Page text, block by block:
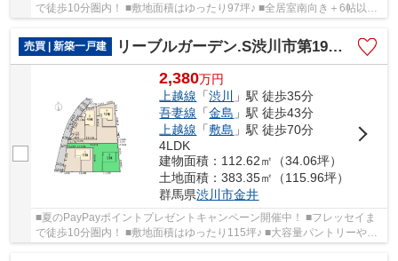
で徒歩10分圏内！ ■敷地面積はゆったり97坪♪ ■全居室南向き＋6帖以上
売買 | 新築一戸建
リーブルガーデン.S渋川市第19金井ー③
2,380万円
上越線 「渋川
」駅 徒歩35分
吾妻線 「金島 」駅 徒歩43分
上越線 「敷島 」駅 徒歩70分
4LDK
建物面積：112.62㎡（34.06坪）
土地面積：383.35㎡（115.96坪）
群馬県渋川市金井
■夏のPayPayポイントプレゼントキャンペーン開催中！ ■フレッセイま
で徒歩10分圏内！ ■敷地面積はゆったり115坪♪ ■大容量パントリーやラ
ンドリースペース付き！ ○渋川北小学校まで1.5...